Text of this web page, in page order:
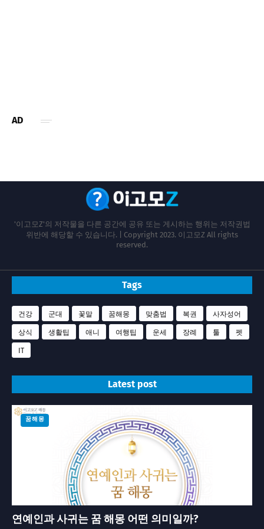
AD
'이고모Z'의 저작물을 다른 공간에 공유 또는 게시하는 행위는 저작권법
위반에 해당할 수 있습니다. | Copyright 2023. 이고모Z All rights
reserved.
Tags
건강 군대 꽃말 꿈해몽 맞춤법 복권 사자성어
상식 생활팁 애니 여행팁 운세 장례 툴 펫
IT
Latest post
꿈해몽
연예인과 사귀는 꿈 해몽 어떤 의미일까?